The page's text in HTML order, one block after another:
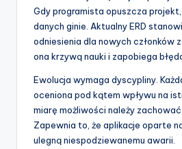
Gdy programista opuszcza
danych ginie. Aktualny ERD
odniesienia dla nowych członków
ona krzywą nauki i zapobiega
Ewolucja wymaga dyscypliny.
oceniona pod kątem wpływu na
miarę możliwości należy
Zapewnia to, że aplikacje oparte
ulegną niespodziewanemu awarii.